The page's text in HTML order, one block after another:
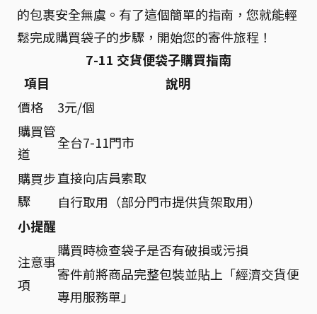
的包裹安全無虞。有了這個簡單的指南，您就能輕
鬆完成購買袋子的步驟，開始您的寄件旅程！
7-11 交貨便袋子購買指南
項目
說明
價格
3元/個
購買管
道
全台7-11門市
購買步
驟
直接向店員索取
自行取用（部分門市提供貨架取用）
小提醒
注意事
項
購買時檢查袋子是否有破損或污損
寄件前將商品完整包裝並貼上「經濟交貨便
專用服務單」